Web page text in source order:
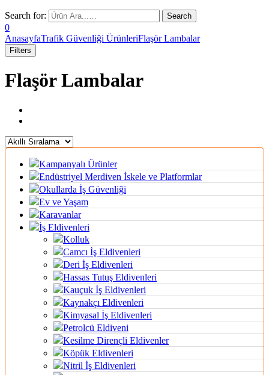
Search for:
0
AnasayfaTrafik Güvenliği ÜrünleriFlaşör Lambalar
Filters
Flaşör Lambalar
Kampanyalı Ürünler
Endüstriyel Merdiven İskele ve Platformlar
Okullarda İş Güvenliği
Ev ve Yaşam
Karavanlar
İş Eldivenleri
Kolluk
Camcı İş Eldivenleri
Deri İş Eldivenleri
Hassas Tutuş Eldivenleri
Kauçuk İş Eldivenleri
Kaynakçı Eldivenleri
Kimyasal İş Eldivenleri
Petrolcü Eldiveni
Kesilme Dirençli Eldivenler
Köpük Eldivenleri
Nitril İş Eldivenleri